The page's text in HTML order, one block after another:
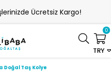
Ücretsiz Kargo!
TRY
0
Doğal Taş Kolye